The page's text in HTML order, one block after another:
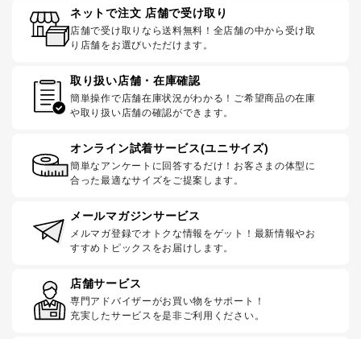
ネットで注文 店舗で受け取り
店舗で受け取りなら送料無料！全店舗の中から受け取
り店舗をお選びいただけます。
取り扱い店舗・在庫確認
簡単操作で店舗在庫状況がわかる！ご希望商品の在庫
や取り扱い店舗の確認ができます。
オンライン試着サービス(ユニサイズ)
簡単なアンケートに回答するだけ！お客さまの体型に
合った最適なサイズをご提案します。
メールマガジンサービス
メルマガ登録でオトクな情報をゲット！最新情報やお
すすめトピックスをお届けします。
店舗サービス
専門アドバイザーがお買い物をサポート！
充実したサービスを是非ご利用ください。